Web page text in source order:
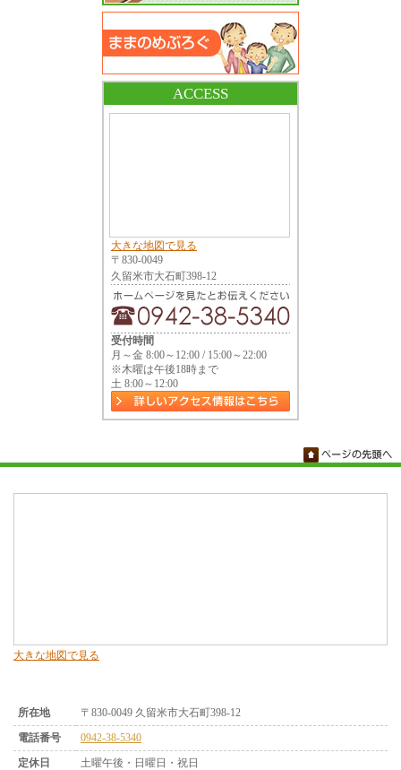
ACCESS
大きな地図で見る
〒830-0049
久留米市大石町398-12
受付時間
月～金 8:00～12:00 / 15:00～22:00
※木曜は午後18時まで
土 8:00～12:00
大きな地図で見る
所在地
〒830-0049 久留米市大石町398-12
電話番号
0942-38-5340
定休日
土曜午後・日曜日・祝日